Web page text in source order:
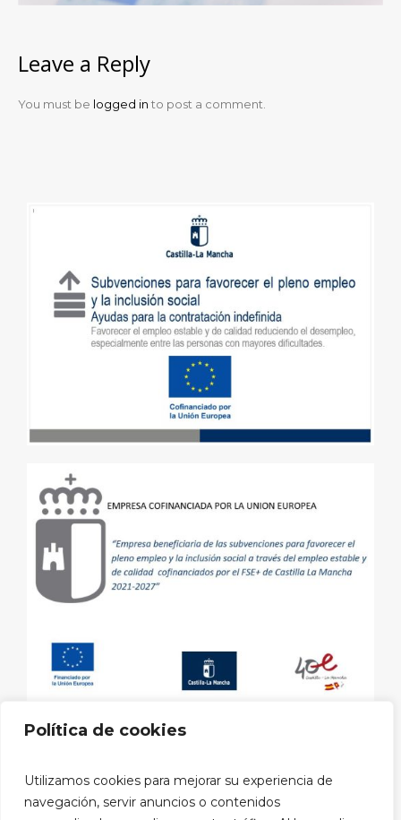
Política de cookies
Utilizamos cookies para mejorar su experiencia de
navegación, servir anuncios o contenidos
Leave a Reply
You must be logged in to post a comment.
Política privacidad RRSS